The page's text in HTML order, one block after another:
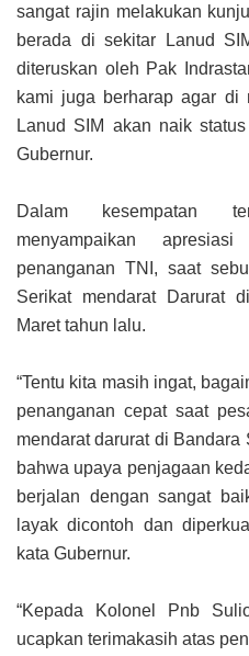
sangat rajin melakukan
berada di sekitar Lanud
diteruskan oleh Pak
kami juga berharap agar di
Lanud SIM akan naik
Gubernur.
Dalam kesempatan
menyampaikan
penanganan TNI, saat
Serikat mendarat Darurat
Maret tahun lalu.
“Tentu kita masih ingat,
penanganan cepat saat
mendarat darurat di
bahwa upaya penjagaan
berjalan dengan sangat
layak dicontoh dan
kata Gubernur.
“Kepada Kolonel Pnb
ucapkan terimakasih atas